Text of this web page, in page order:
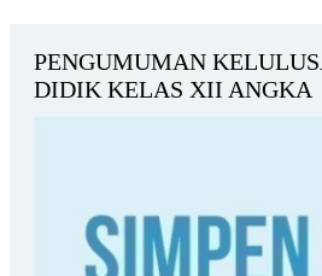
PENGUMUMAN
DIDIK KELAS XII ANGKA